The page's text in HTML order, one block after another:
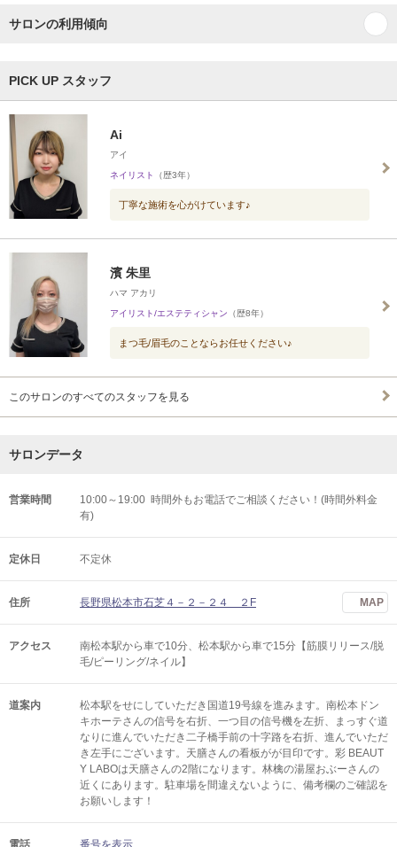
サロンの利用傾向
PICK UP スタッフ
Ai
アイ
ネイリスト （歴3年）
丁寧な施術を心がけています♪
濱 朱里
ハマ アカリ
アイリスト/エステティシャン （歴8年）
まつ毛/眉毛のことならお任せください♪
このサロンのすべてのスタッフを見る
サロンデータ
営業時間
10:00～19:00 時間外もお電話でご相談ください！(時間外料金
有)
定休日 不定休
住所 長野県松本市石芝４－２－２４ ２F MAP
アクセス
南松本駅から車で10分、松本駅から車で15分【筋膜リリース/脱
毛/ピーリング/ネイル】
道案内
松本駅をせにしていただき国道19号線を進みます。南松本ドン
キホーテさんの信号を右折、一つ目の信号機を左折、まっすぐ道
なりに進んでいただき二子橋手前の十字路を右折、進んでいただ
き左手にございます。天膳さんの看板がが目印です。彩 BEAUT
Y LABOは天膳さんの2階になります。林檎の湯屋おぶーさんの
近くにあります。駐車場を間違えないように、備考欄のご確認を
お願いします！
電話 番号を表示